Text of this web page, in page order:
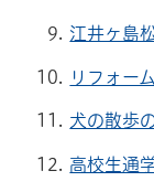
江井ヶ島
リフォー
犬の散歩
高校生通